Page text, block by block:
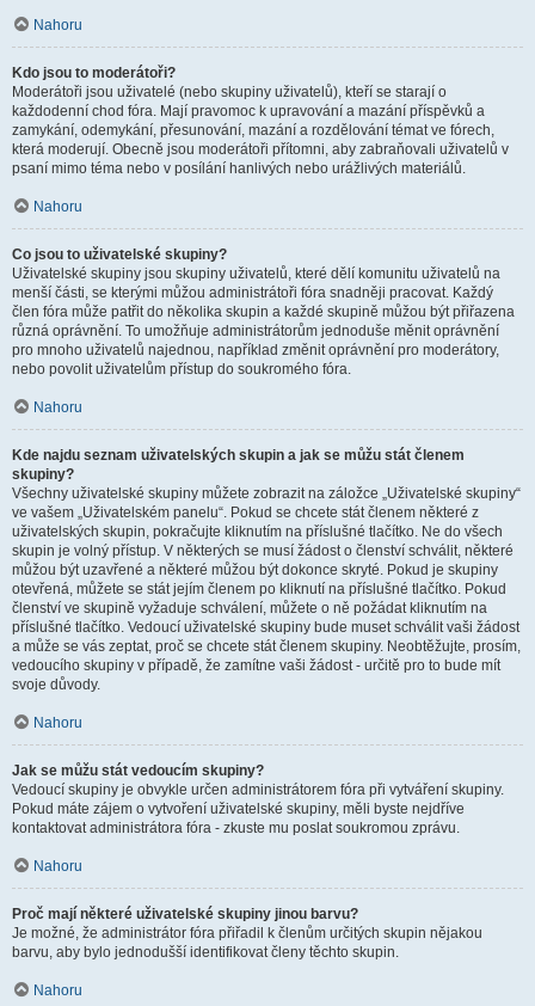
Nahoru
Kdo jsou to moderátoři?
Moderátoři jsou uživatelé (nebo skupiny uživatelů), kteří se starají o
každodenní chod fóra. Mají pravomoc k upravování a mazání příspěvků a
zamykání, odemykání, přesunování, mazání a rozdělování témat ve fórech,
která moderují. Obecně jsou moderátoři přítomni, aby zabraňovali uživatelů v
psaní mimo téma nebo v posílání hanlivých nebo urážlivých materiálů.
Nahoru
Co jsou to uživatelské skupiny?
Uživatelské skupiny jsou skupiny uživatelů, které dělí komunitu uživatelů na
menší části, se kterými můžou administrátoři fóra snadněji pracovat. Každý
člen fóra může patřit do několika skupin a každé skupině můžou být přiřazena
různá oprávnění. To umožňuje administrátorům jednoduše měnit oprávnění
pro mnoho uživatelů najednou, například změnit oprávnění pro moderátory,
nebo povolit uživatelům přístup do soukromého fóra.
Nahoru
Kde najdu seznam uživatelských skupin a jak se můžu stát členem
skupiny?
Všechny uživatelské skupiny můžete zobrazit na záložce „Uživatelské skupiny“
ve vašem „Uživatelském panelu“. Pokud se chcete stát členem některé z
uživatelských skupin, pokračujte kliknutím na příslušné tlačítko. Ne do všech
skupin je volný přístup. V některých se musí žádost o členství schválit, některé
můžou být uzavřené a některé můžou být dokonce skryté. Pokud je skupiny
otevřená, můžete se stát jejím členem po kliknutí na příslušné tlačítko. Pokud
členství ve skupině vyžaduje schválení, můžete o ně požádat kliknutím na
příslušné tlačítko. Vedoucí uživatelské skupiny bude muset schválit vaši žádost
a může se vás zeptat, proč se chcete stát členem skupiny. Neobtěžujte, prosím,
vedoucího skupiny v případě, že zamítne vaši žádost - určitě pro to bude mít
svoje důvody.
Nahoru
Jak se můžu stát vedoucím skupiny?
Vedoucí skupiny je obvykle určen administrátorem fóra při vytváření skupiny.
Pokud máte zájem o vytvoření uživatelské skupiny, měli byste nejdříve
kontaktovat administrátora fóra - zkuste mu poslat soukromou zprávu.
Nahoru
Proč mají některé uživatelské skupiny jinou barvu?
Je možné, že administrátor fóra přiřadil k členům určitých skupin nějakou
barvu, aby bylo jednodušší identifikovat členy těchto skupin.
Nahoru